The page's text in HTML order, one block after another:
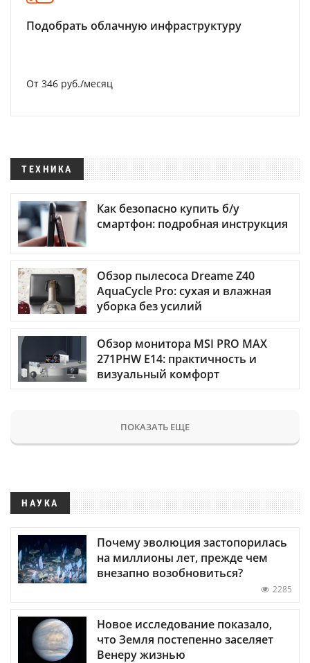
Подобрать облачную инфраструктуру
От 346 руб./месяц
ТЕХНИКА
Как безопасно купить б/у
смартфон: подробная инструкция
Обзор пылесоса Dreame Z40
AquaCycle Pro: сухая и влажная
уборка без усилий
Обзор монитора MSI PRO MAX
271PHW E14: практичность и
визуальный комфорт
ПОКАЗАТЬ ЕЩЕ
НАУКА
Почему эволюция застопорилась
на миллионы лет, прежде чем
внезапно возобновиться?
2285
Новое исследование показало,
что Земля постепенно заселяет
Венеру жизнью